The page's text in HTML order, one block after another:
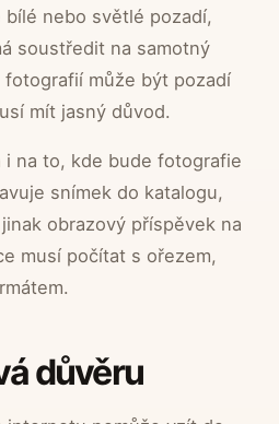
nebo světlé pozadí,
soustředit na samotný
může být pozadí
mít jasný důvod.
na to, kde bude fotografie
snímek do katalogu,
obrazový příspěvek na
musí počítat s ořezem,
důvěru